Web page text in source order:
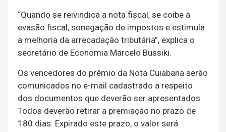
“Quando se reivindica a nota fiscal, se coibe à
evasão fiscal, sonegação de impostos e estimula
a melhoria da arrecadação tributária”, explica o
secretário de Economia Marcelo Bussiki.
Os vencedores do prêmio da Nota Cuiabana serão
comunicados no e-mail cadastrado a respeito
dos documentos que deverão ser apresentados.
Todos deverão retirar a premiação no prazo de
180 dias. Expirado este prazo, o valor será